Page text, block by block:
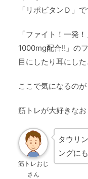
「リポビタンＤ」
「ファイト！一発
1000mg配合‼」の
目にしたり耳にし
ここで気になるのが
筋トレが大好きな
筋トレおじ
さん
タウリ
ングに